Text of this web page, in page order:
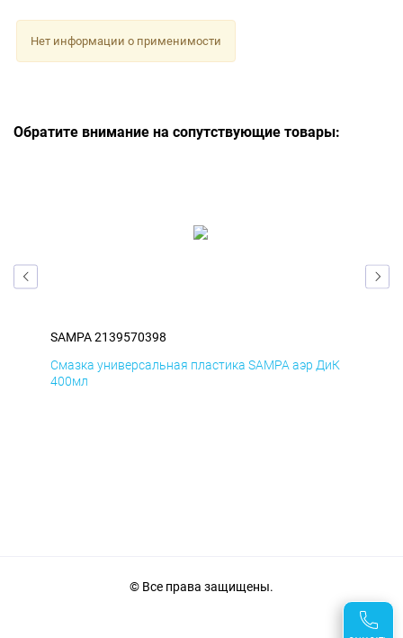
Нет информации о применимости
Обратите внимание на сопутствующие товары:
SAMPA 2139570398
Смазка универсальная пластика SAMPA аэр ДиК
400мл
© Все права защищены.